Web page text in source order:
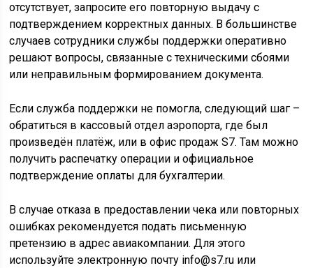
отсутствует, запросите его повторную выдачу с
подтверждением корректных данных. В большинстве
случаев сотрудники службы поддержки оперативно
решают вопросы, связанные с техническими сбоями
или неправильным формированием документа.
Если служба поддержки не помогла, следующий шаг –
обратиться в кассовый отдел аэропорта, где был
произведён платёж, или в офис продаж S7. Там можно
получить распечатку операции и официальное
подтверждение оплаты для бухгалтерии.
В случае отказа в предоставлении чека или повторных
ошибках рекомендуется подать письменную
претензию в адрес авиакомпании. Для этого
используйте электронную почту info@s7.ru или